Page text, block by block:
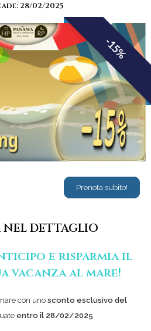
28/02/2025
-15%
Prenota subito!
NEL DETTAGLIO
e risparmia il
vacanza al mare!
con uno sconto esclusivo del
entro il 28/02/2025